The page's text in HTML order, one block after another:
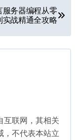
服务器编程从零
实战精通全攻略
互联网，其相关
，不代表本站立